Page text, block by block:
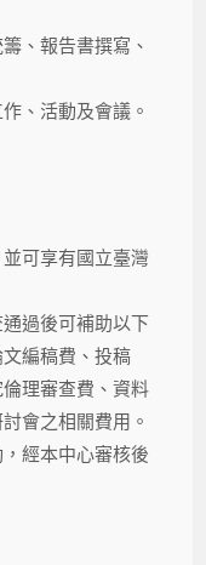
、報告書撰寫、
、活動及會議。
可享有國立臺灣
通過後可補助以下
編稿費、投稿
理審查費、資料
會之相關費用。
經本中心審核後